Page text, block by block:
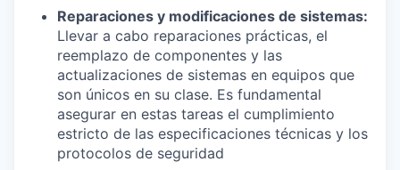
Reparaciones y modificaciones de sistemas:
Llevar a cabo reparaciones prácticas, el
reemplazo de componentes y las
actualizaciones de sistemas en equipos que
son únicos en su clase. Es fundamental
asegurar en estas tareas el cumplimiento
estricto de las especificaciones técnicas y los
protocolos de seguridad